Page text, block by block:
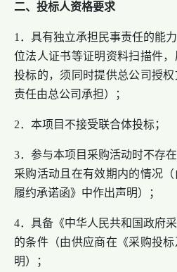
二、投标人资格要求
1．具有独立承担民事责任的能
位法人证书等证明资料扫描件
投标的，须同时提供总公司授
责任由总公司承担）；
2．本项目不接受联合体投标；
3．参与本项目采购活动时不存
采购活动且在有效期内的情况
履约承诺函》中作出声明）；
4．具备《中华人民共和国政府
的条件（由供应商在《采购投
明）；